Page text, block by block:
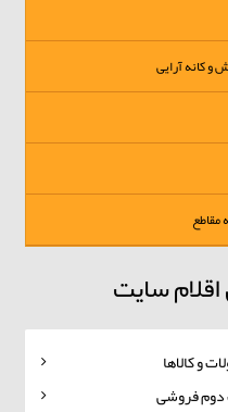
و کانه آرایی
مقاطع
سایت
و کالاها
فروشی